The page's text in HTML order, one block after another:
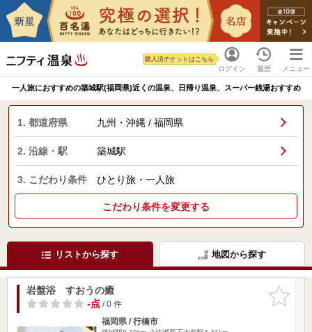
ログイン
購入済チケットはこちら
履歴 メニュー
一人旅におすすめの築城駅(福岡県)近くの温泉、日帰り温泉、スーパー銭湯おすすめ
1. 都道府県 九州・沖縄 / 福岡県
2. 沿線・駅 築城駅
3. こだわり条件 ひとり旅・一人旅
こだわり条件を変更する
リストから探す 地図から探す
お気に入
りに追加
岩盤浴 すおうの癒
-点/ 0 件
福岡県 / 行橋市